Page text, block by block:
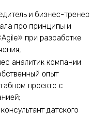
и бизнес-тренер
про принципы и
при разработке
аналитик компании
опыт
проекте с
датского